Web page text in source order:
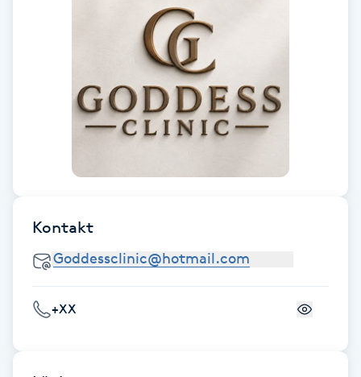
Fransborttagning
Fransförlängning
Fransförlängning Megavolym
Fransförlängning Volym
Kontakt
+XX